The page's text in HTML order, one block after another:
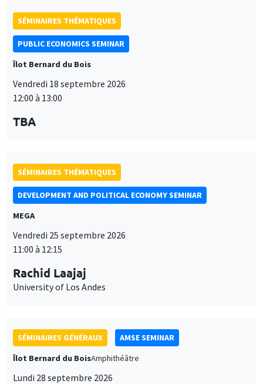
SÉMINAIRES THÉMATIQUES
PUBLIC ECONOMICS SEMINAR
Îlot Bernard du Bois
Vendredi 18 septembre 2026
12:00 à 13:00
TBA
SÉMINAIRES THÉMATIQUES
DEVELOPMENT AND POLITICAL ECONOMY SEMINAR
MEGA
Vendredi 25 septembre 2026
11:00 à 12:15
Rachid Laajaj
University of Los Andes
SÉMINAIRES GÉNÉRAUX
AMSE SEMINAR
Îlot Bernard du BoisAmphithéâtre
Lundi 28 septembre 2026